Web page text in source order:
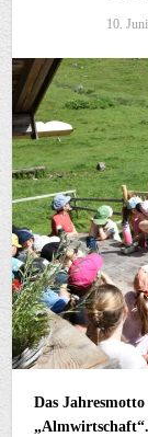
10.
Das